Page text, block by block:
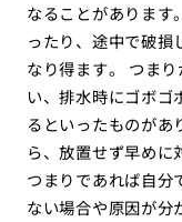
なることがあります
ったり、途中で破損
なり得ます。 つま
い、排水時にゴボゴ
るといったものがあ
ら、放置せず早めに
つまりであれば自分
ない場合や原因が分